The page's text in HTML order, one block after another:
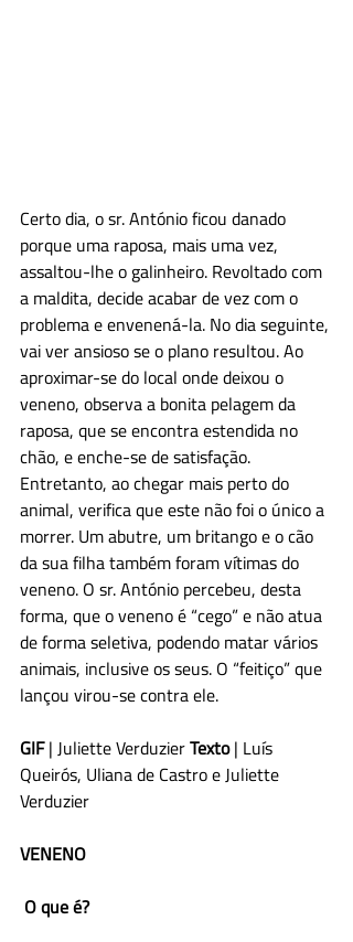
Certo dia, o sr. António ficou danado
porque uma raposa, mais uma vez,
assaltou-lhe o galinheiro. Revoltado com
a maldita, decide acabar de vez com o
problema e envenená-la. No dia seguinte,
vai ver ansioso se o plano resultou. Ao
aproximar-se do local onde deixou o
veneno, observa a bonita pelagem da
raposa, que se encontra estendida no
chão, e enche-se de satisfação.
Entretanto, ao chegar mais perto do
animal, verifica que este não foi o único a
morrer. Um abutre, um britango e o cão
da sua filha também foram vítimas do
veneno. O sr. António percebeu, desta
forma, que o veneno é “cego” e não atua
de forma seletiva, podendo matar vários
animais, inclusive os seus. O “feitiço” que
lançou virou-se contra ele.
GIF | Juliette Verduzier Texto | Luís
Queirós, Uliana de Castro e Juliette
Verduzier
VENENO
O que é?